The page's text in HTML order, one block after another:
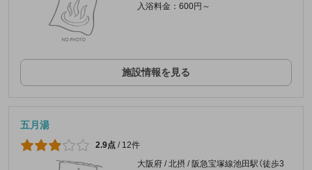
入浴料金：600円～
施設情報を見る
五月湯
2.9点 / 12件
大阪府 / 北摂 / 阪急宝塚線池田駅（徒歩3